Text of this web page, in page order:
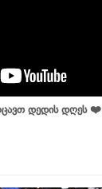
დედის დღეს ❤️